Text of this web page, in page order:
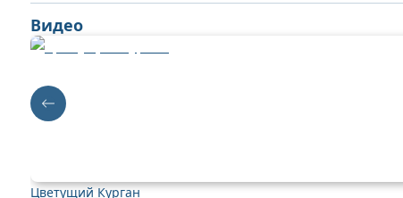
Видео
Цветущий Курган